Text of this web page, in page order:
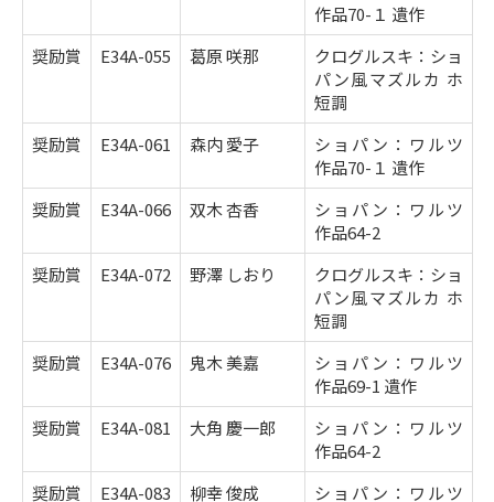
作品70-１ 遺作
奨励賞
E34A-055 葛原 咲那
クログルスキ：ショ
パン風マズルカ ホ
短調
奨励賞
E34A-061 森内 愛子
ショパン：ワルツ
作品70-１ 遺作
奨励賞
E34A-066 双木 杏香
ショパン：ワルツ
作品64-2
奨励賞
E34A-072 野澤 しおり
クログルスキ：ショ
パン風マズルカ ホ
短調
奨励賞
E34A-076 鬼木 美嘉
ショパン：ワルツ
作品69-1 遺作
奨励賞
E34A-081 大角 慶一郎
ショパン：ワルツ
作品64-2
奨励賞
E34A-083 柳幸 俊成
ショパン：ワルツ